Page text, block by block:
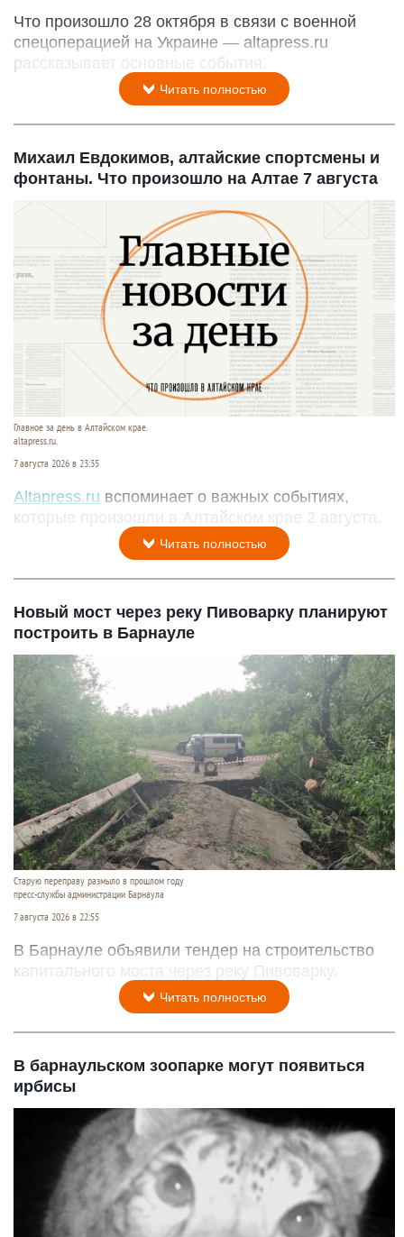
Что произошло 28 октября в связи с военной
спецоперацией на Украине — altapress.ru
рассказывает основные события.
Читать полностью
Михаил Евдокимов, алтайские спортсмены и
фонтаны. Что произошло на Алтае 7 августа
Главное за день в Алтайском крае.
altapress.ru.
7 августа 2026 в 23:35
Altapress.ru вспоминает о важных событиях,
которые произошли в Алтайском крае 2 августа.
Читать полностью
Новый мост через реку Пивоварку планируют
построить в Барнауле
Старую переправу размыло в прошлом году
пресс-службы администрации Барнаула
7 августа 2026 в 22:55
В Барнауле объявили тендер на строительство
капитального моста через реку Пивоварку.
Читать полностью
В барнаульском зоопарке могут появиться
ирбисы